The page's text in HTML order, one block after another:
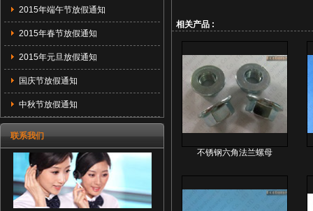
2015年端午节放假通知
2015年春节放假通知
2015年元旦放假通知
国庆节放假通知
中秋节放假通知
联系我们
相关产品 :
不锈钢六角法兰螺母